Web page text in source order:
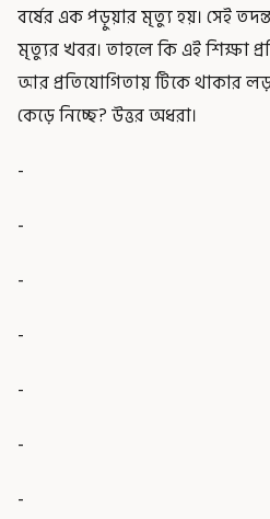
বর্ষের এক পড়ুয়ার মৃত্যু হয়। সেই
মৃত্যুর খবর। তাহলে কি এই শিক্ষা
আর প্রতিযোগিতায় টিকে থাকার
কেড়ে নিচ্ছে? উত্তর অধরা।
-
-
-
-
-
-
-